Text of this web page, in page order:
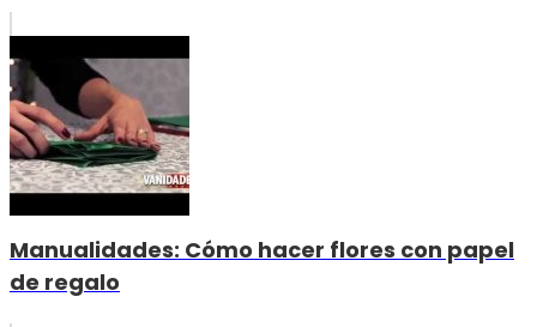
Manualidades: Cómo hacer flores con papel
de regalo